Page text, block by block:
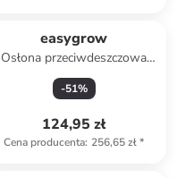
easygrow
Osłona przeciwdeszczowa
"Cover me" w kolorze szarym
-51%
124,95 zł
Cena producenta: 256,65 zł*